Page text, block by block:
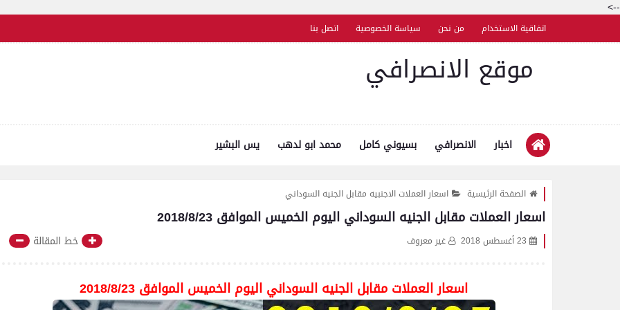
-->
اتفاقية الاستخدام من نحن سياسة الخصوصية اتصل بنا
موقع الانصرافي
اخبار الانصرافي بسيوني كامل محمد ابو لدهب يس البشير
الصفحة الرئيسية اسعار العملات الاجنبيه مقابل الجنيه السوداني
اسعار العملات مقابل الجنيه السوداني اليوم الخميس الموافق 2018/8/23
23 أغسطس 2018 غير معروف خط المقالة
اسعار العملات مقابل الجنيه السوداني اليوم الخميس الموافق 2018/8/23